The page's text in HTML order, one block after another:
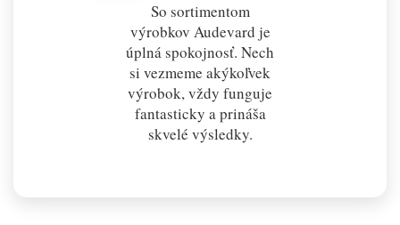
So sortimentom
výrobkov Audevard je
úplná spokojnosť. Nech
si vezmeme akýkoľvek
výrobok, vždy funguje
fantasticky a prináša
skvelé výsledky.